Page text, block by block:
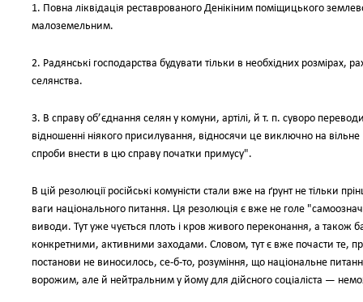
1. Повна ліквідація реставрованого Денікіним поміщицького
малоземельним.
2. Радянські господарства будувати тільки в необхідних розмірах,
селянства.
3. В справу об’єднання селян у комуни, артілі, й т. п. суворо
відношенні ніякого присилування, відносячи це виключно на
спроби внести в цю справу початки примусу".
В цій резолюції російські комуністи стали вже на ґрунт не тільки
ваги національного питання. Ця резолюція є вже не голе
виводи. Тут уже чується плоть і кров живого переконання, а також
конкретними, активними заходами. Словом, тут є вже почасти те,
постанови не виносилось, се-б-то, розуміння, що національне
ворожим, але й нейтральним у йому для дійсного соціаліста —